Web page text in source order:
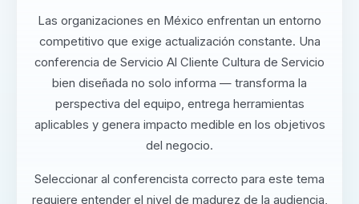
Las organizaciones en México enfrentan un entorno
competitivo que exige actualización constante. Una
conferencia de Servicio Al Cliente Cultura de Servicio
bien diseñada no solo informa — transforma la
perspectiva del equipo, entrega herramientas
aplicables y genera impacto medible en los objetivos
del negocio.
Seleccionar al conferencista correcto para este tema
requiere entender el nivel de madurez de la audiencia,